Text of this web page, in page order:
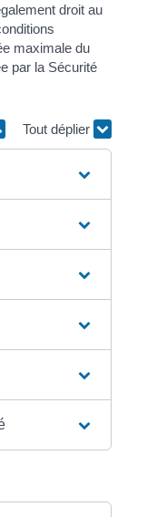
droit au
maximale du
par la Sécurité
Tout déplier